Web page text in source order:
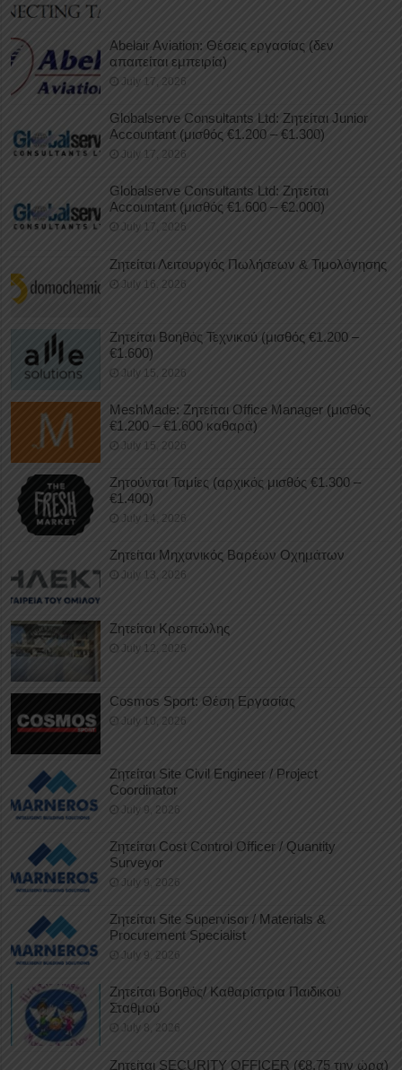
Abelair Aviation: Θέσεις εργασίας (δεν
απαιτείται εμπειρία)
July 17, 2026
Globalserve Consultants Ltd: Ζητείται Junior
Accountant (μισθός €1.200 – €1.300)
July 17, 2026
Globalserve Consultants Ltd: Ζητείται
Accountant (μισθός €1.600 – €2.000)
July 17, 2026
Ζητείται Λειτουργός Πωλήσεων & Τιμολόγησης
July 16, 2026
Ζητείται Βοηθός Τεχνικού (μισθός €1.200 –
€1.600)
July 15, 2026
MeshMade: Ζητείται Office Manager (μισθός
€1.200 – €1.600 καθαρά)
July 15, 2026
Ζητούνται Ταμίες (αρχικός μισθός €1.300 –
€1.400)
July 14, 2026
Ζητείται Μηχανικός Βαρέων Οχημάτων
July 13, 2026
Ζητείται Κρεοπώλης
July 12, 2026
Cosmos Sport: Θέση Εργασίας
July 10, 2026
Ζητείται Site Civil Engineer / Project
Coordinator
July 9, 2026
Ζητείται Cost Control Officer / Quantity
Surveyor
July 9, 2026
Ζητείται Site Supervisor / Materials &
Procurement Specialist
July 9, 2026
Ζητείται Βοηθός/ Καθαρίστρια Παιδικού
Σταθμού
July 8, 2026
Ζητείται SECURITY OFFICER (€8,75 την ώρα)